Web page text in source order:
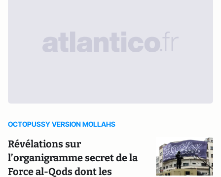
OCTOPUSSY VERSION MOLLAHS
Révélations sur
l’organigramme secret de la
Force al-Qods dont les